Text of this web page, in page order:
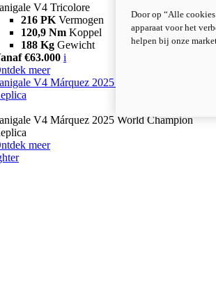
V4 Tricolore
216 PK Vermogen
120,9 Nm Koppel
188 Kg Gewicht
€63.000 i
meer
V4 Márquez 2025 World Champion
V4 Márquez 2025 World Champion
meer
Door op “Alle
apparaat voor het
helpen bij onze